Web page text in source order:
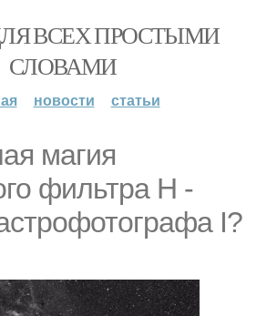
ВСЕХ ПРОСТЫМИ
СЛОВАМИ
новости статьи
магия
фильтра Н -
I?